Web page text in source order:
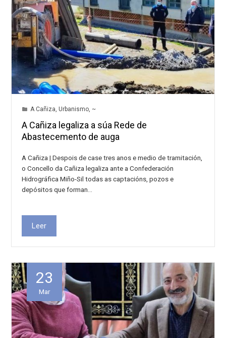
A Cañiza, Urbanismo, ~
A Cañiza legaliza a súa Rede de
Abastecemento de auga
A Cañiza | Despois de case tres anos e medio de tramitación,
o Concello da Cañiza legaliza ante a Confederación
Hidrográfica Miño-Sil todas as captacións, pozos e
depósitos que forman…
Leer
23
Mar